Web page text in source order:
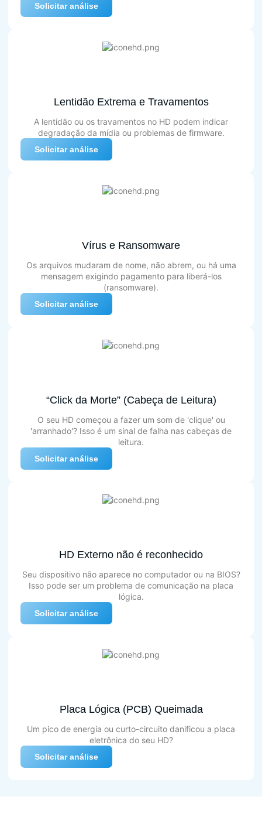
Solicitar análise
Lentidão Extrema e Travamentos
A lentidão ou os travamentos no HD podem indicar
degradação da mídia ou problemas de firmware.
Solicitar análise
Vírus e Ransomware
Os arquivos mudaram de nome, não abrem, ou há uma
mensagem exigindo pagamento para liberá-los
(ransomware).
Solicitar análise
“Click da Morte” (Cabeça de Leitura)
O seu HD começou a fazer um som de 'clique' ou
'arranhado'? Isso é um sinal de falha nas cabeças de
leitura.
Solicitar análise
HD Externo não é reconhecido
Seu dispositivo não aparece no computador ou na BIOS?
Isso pode ser um problema de comunicação na placa
lógica.
Solicitar análise
Placa Lógica (PCB) Queimada
Um pico de energia ou curto-circuito danificou a placa
eletrônica do seu HD?
Solicitar análise